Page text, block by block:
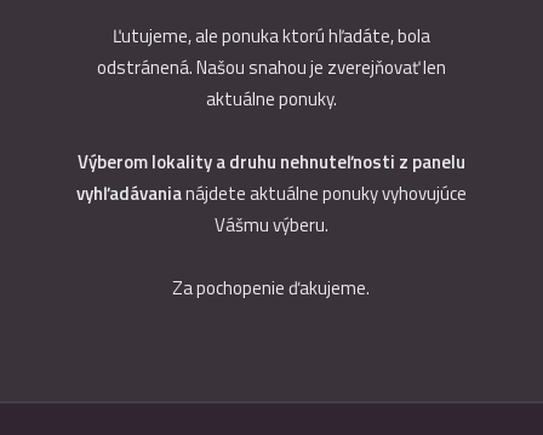
Ľutujeme, ale ponuka ktorú hľadáte, bola
odstránená. Našou snahou je zverejňovať len
aktuálne ponuky.
Výberom lokality a druhu nehnuteľnosti z panelu
vyhľadávanianájdete aktuálne ponuky vyhovujúce
Vášmu výberu.
Za pochopenie ďakujeme.